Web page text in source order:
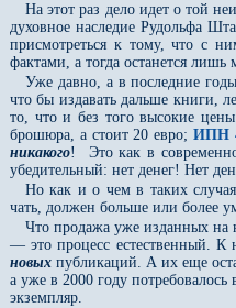
На этот раз дело идет о той
духовное наследие Рудольфа
присмотреться к тому, что с
фактами, а тогда останется лишь
Уже давно, а в последние
что бы издавать дальше книги,
то, что и без того высокие
брошюра, а стоит 20 евро;ИПН
никакого! Это как в
убедительный: нет денег! Нет
Но как и о чем в таких
чать, должен больше или более
Что продажа уже изданных на
— это процесс естественный. К
новых публикаций. А их еще
а уже в 2000 году
экземпляр.